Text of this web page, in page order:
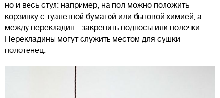
но и весь стул: например, на пол можно положить
корзинку с туалетной бумагой или бытовой химией, а
между перекладин - закрепить подносы или полочки.
Перекладины могут служить местом для сушки
полотенец.